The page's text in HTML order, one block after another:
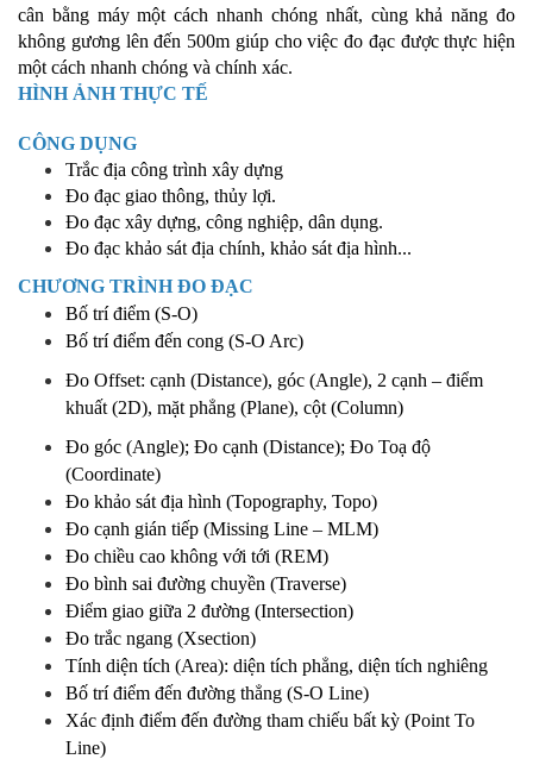
cân bằng máy một cách nhanh chóng nhất, cùng khả năng đo
không gương lên đến 500m giúp cho việc đo đạc được thực hiện
một cách nhanh chóng và chính xác.
HÌNH ẢNH THỰC TẾ
CÔNG DỤNG
Trắc địa công trình xây dựng
Đo đạc giao thông, thủy lợi.
Đo đạc xây dựng, công nghiệp, dân dụng.
Đo đạc khảo sát địa chính, khảo sát địa hình...
CHƯƠNG TRÌNH ĐO ĐẠC
Bố trí điểm (S-O)
Bố trí điểm đến cong (S-O Arc)
Đo Offset: cạnh (Distance), góc (Angle), 2 cạnh – điểm
khuất (2D), mặt phẳng (Plane), cột (Column)
Đo góc (Angle); Đo cạnh (Distance); Đo Toạ độ
(Coordinate)
Đo khảo sát địa hình (Topography, Topo)
Đo cạnh gián tiếp (Missing Line – MLM)
Đo chiều cao không với tới (REM)
Đo bình sai đường chuyền (Traverse)
Điểm giao giữa 2 đường (Intersection)
Đo trắc ngang (Xsection)
Tính diện tích (Area): diện tích phẳng, diện tích nghiêng
Bố trí điểm đến đường thẳng (S-O Line)
Xác định điểm đến đường tham chiếu bất kỳ (Point To
Line)